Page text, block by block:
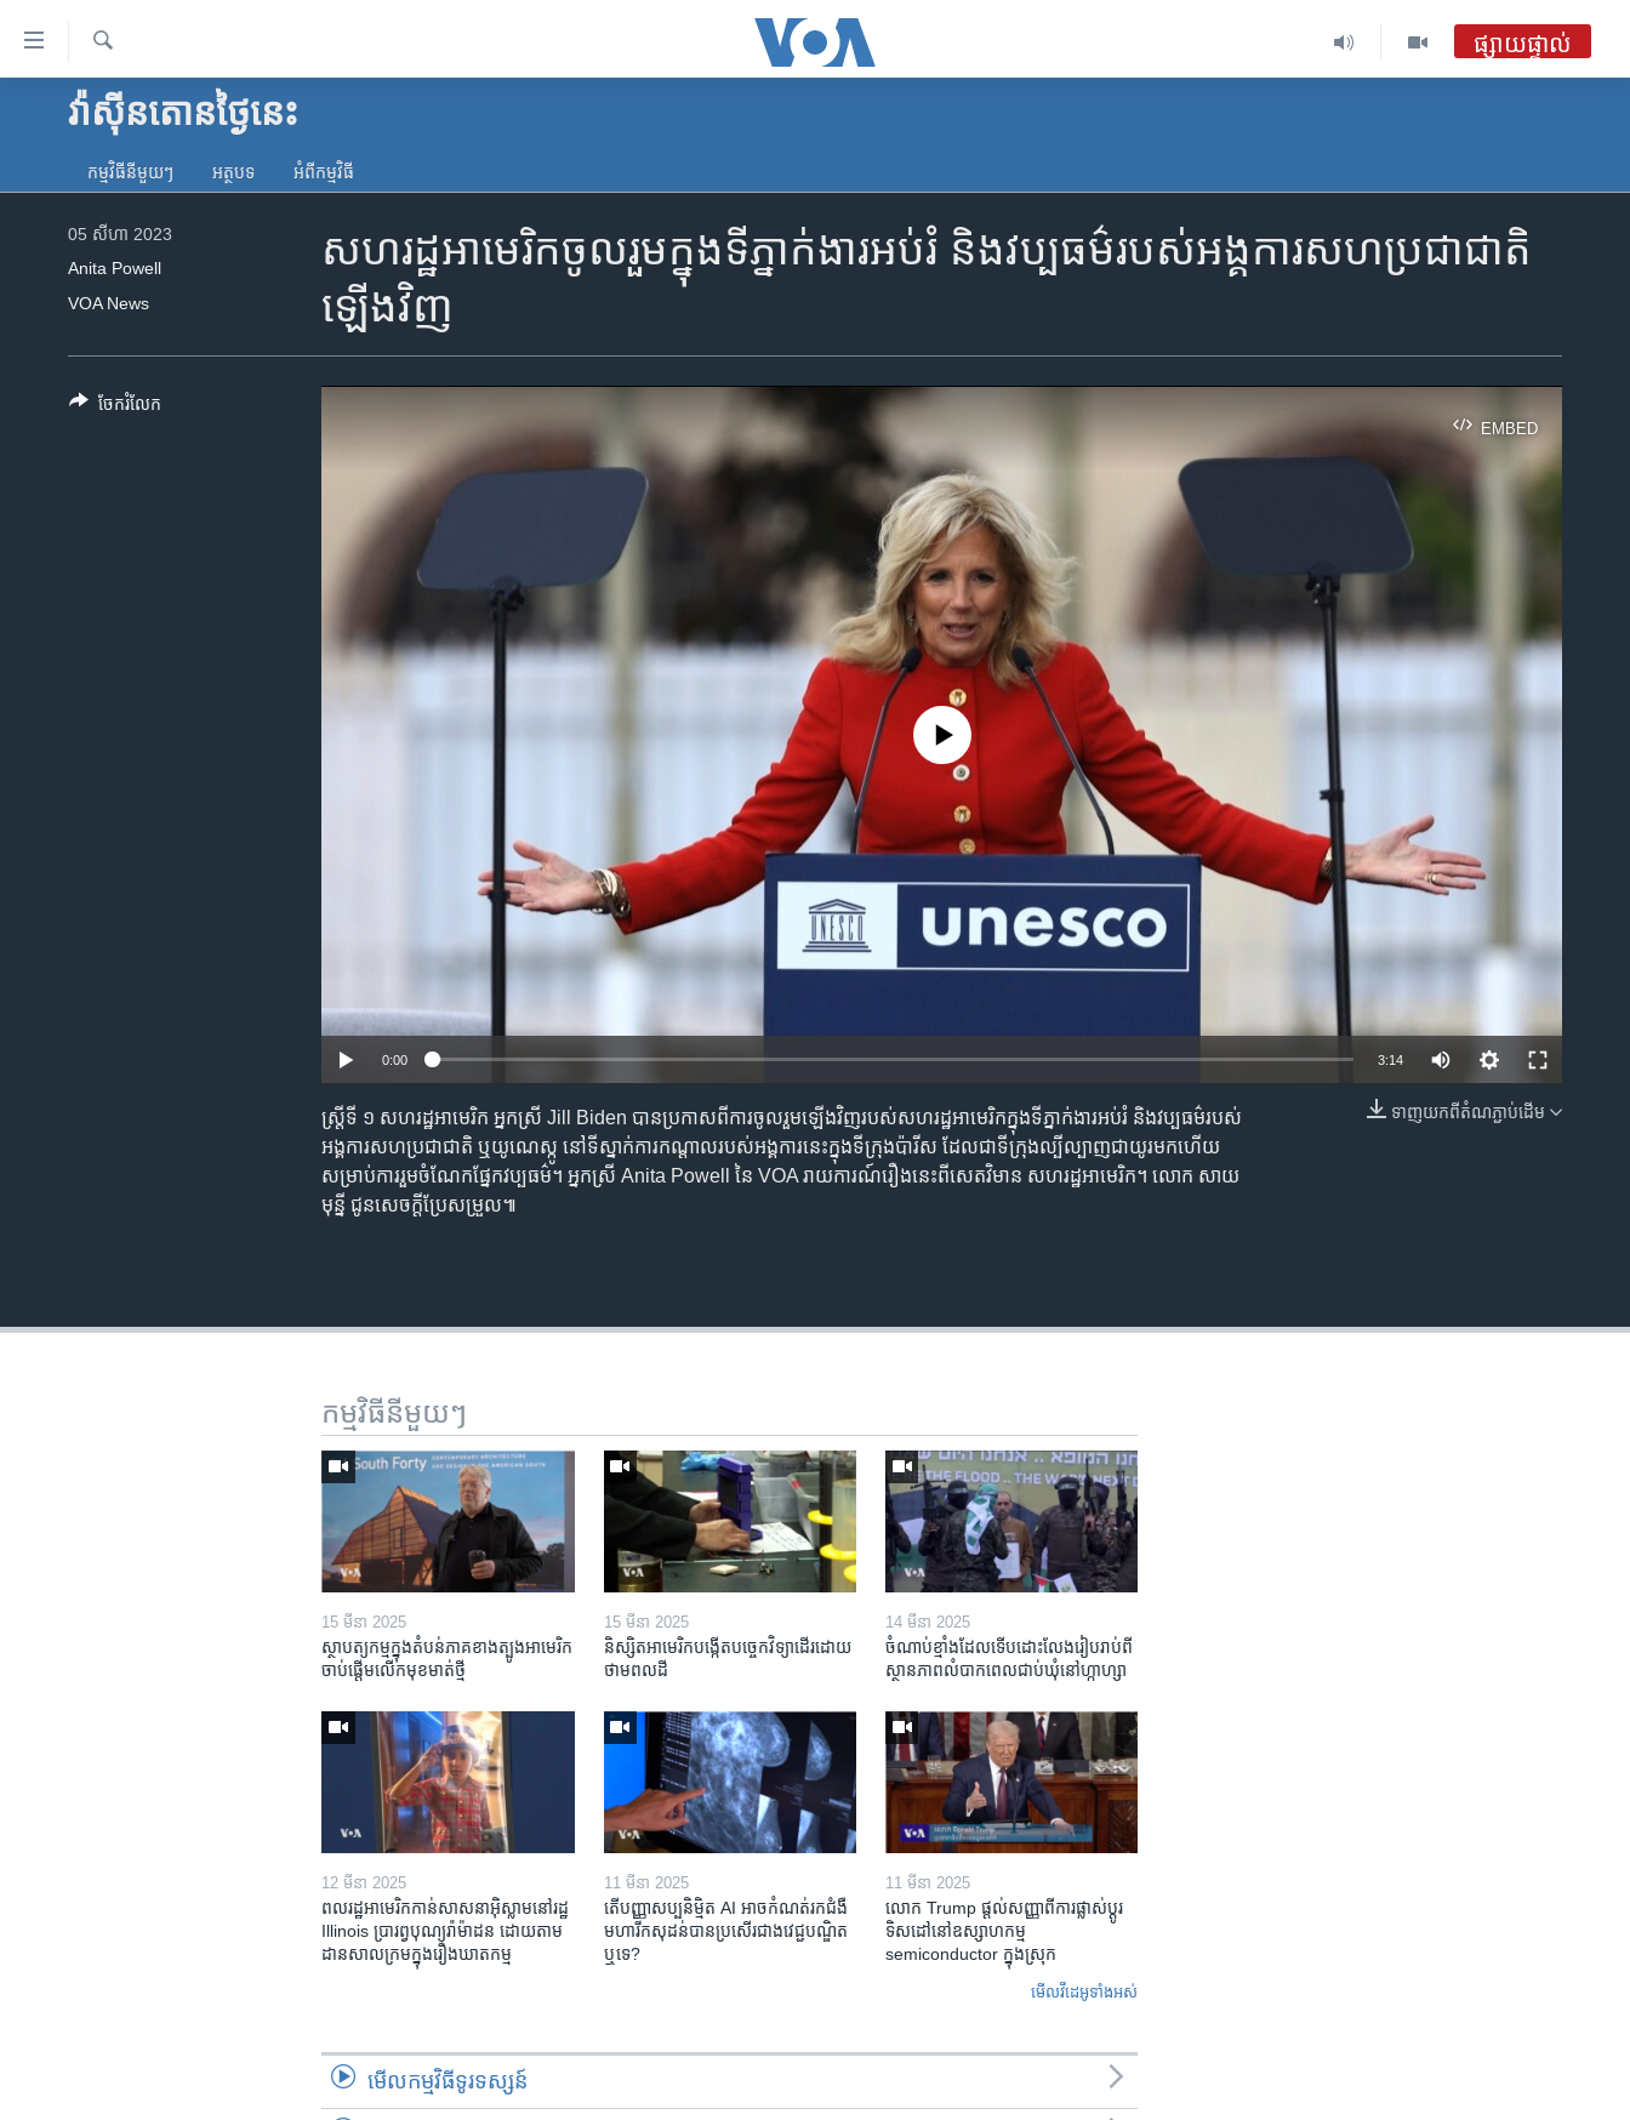
ទៅ​
គេហទំព័រ​
ទាក់ទង
និង​អាមេរិក
ទូរទស្សន៍ / វីដេអូ​
ស្វែង​
រក
ផ្សាយផ្ទាល់
វ៉ាស៊ីនតោន​ថ្ងៃ​នេះ
កម្មវិធី​នីមួយៗ អត្ថបទ​ អំពី​កម្មវិធី​
សហរដ្ឋអាមេរិកចូលរួមក្នុងទីភ្នាក់ងារអប់រំ និងវប្បធម៌របស់អង្គការសហប្រជាជាតិ
ឡើងវិញ
05 សីហា 2023
Anita Powell
VOA News
EMBED
EMBED
No media source currently available
0:00 3:14
ទាញ​យក​ពី​តំណភ្ជាប់​ដើម
ស្ត្រីទី ១ សហរដ្ឋអាមេរិក អ្នកស្រី Jill Biden បានប្រកាសពីការចូលរួមឡើងវិញរបស់សហរដ្ឋអាមេរិកក្នុងទីភ្នាក់ងារអប់រំ និងវប្បធម៌របស់
អង្គការសហប្រជាជាតិ ឬយូណេស្កូ នៅទីស្នាក់ការកណ្ដាលរបស់អង្គការនេះក្នុងទីក្រុងប៉ារីស ដែលជាទីក្រុងល្បីល្បាញជាយូរមកហើយ
សម្រាប់ការរួមចំណែកផ្នែកវប្បធម៌។ អ្នកស្រី Anita Powell នៃ VOA រាយការណ៍រឿងនេះពីសេតវិមាន សហរដ្ឋអាមេរិក។ លោក សាយ
មុន្នី ជូនសេចក្ដីប្រែសម្រួល៕
ចែករំលែក
កម្មវិធី​នីមួយៗ
15 មីនា 2025
ស្ថាបត្យកម្ម​ក្នុង​តំបន់​ភាគ​ខាង​ត្បូង​អាមេរិក​
ចាប់ផ្តើម​លើក​មុខមាត់​ថ្មី
15 មីនា 2025
និស្សិត​អាមេរិក​បង្កើត​បច្ចេកវិទ្យា​ដើរ​ដោយ​
ថាមពល​ដី
14 មីនា 2025
ចំណាប់ខ្មាំង​ដែល​ទើប​ដោះលែង​រៀបរាប់​ពី​
ស្ថានភាព​​លំបាក​ពេល​ជាប់​ឃុំ​នៅ​ហ្កាហ្សា
12 មីនា 2025
ពលរដ្ឋអាមេរិក​កាន់សាសនា​អ៊ិស្លាម​នៅរដ្ឋ
Illinois ​ប្រារព្វបុណ្យរ៉ាម៉ាដន ​ដោយ​តាម​
ដាន​​សាលក្រមក្នុងរឿងឃាតកម្ម
11 មីនា 2025
តើ​បញ្ញាសប្បនិម្មិត​ AI អាច​កំណត់​រក​ជំងឺ
មហារីក​សុដន់​បាន​ប្រសើរ​ជាង​វេជ្ជបណ្ឌិត​
ឬ​ទេ?
11 មីនា 2025
លោក Trump ផ្តល់សញ្ញាពីការផ្លាស់ប្តូរ
ទិសដៅនៅឧស្សាហកម្ម
semiconductor ក្នុងស្រុក
មើល​វីដេអូ​ទាំង​អស់
មើល​កម្មវិធី​ទូរទស្សន៍